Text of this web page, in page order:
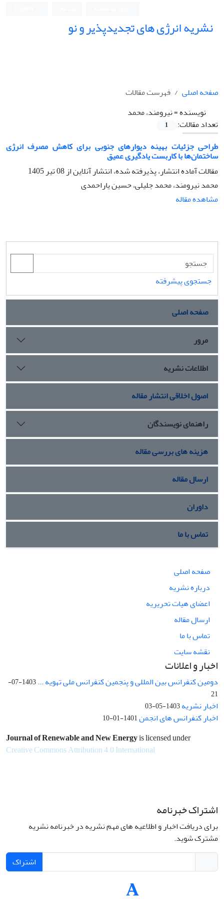
نشریه انرژی های تجدیدپذیر و نو
صفحه اصلی
فهرست مقالات
نویسنده =نیرومند، محمد
تعداد مقالات:
1
طراحی جزئیات بهینه دیوارهای جنوبی برای کاهش مصرف انرژی
ساختمان‌ها با کاربست یادگیری عمیق
مقالات آماده انتشار، پذیرفته شده، انتشار آنلاین از08 تیر 1405
محمد نیرومند، محمد جلیلی، حسین یاراحمدی
مشاهده مقاله
جستجوی پیشرفته
صفحه اصلی
مرور
اطلاعات نشریه
اصول اخلاقی انتشار مقاله
راهنمای نویسندگان
هزینه های بررسی مقاله
ارسال مقاله
داوران
تماس با ما
صفحه اصلی
درباره نشریه
اعضای هیات تحریریه
ارسال مقاله
تماس با ما
نقشه سایت
اخبار و اعلانات
دومین کنفرانس بین المللی و پنجمین کنفرانس ملی تهویه ...
1403-07-
21
اخبار نشریه1403-05-03
اخبار کنفرانس های انجمن1401-01-10
Journal of Renewable and New Energyis licensed under
Creative Commons Attribution 4.0 International
اشتراک خبرنامه
برای دریافت اخبار و اطلاعیه های مهم نشریه در خبرنامه نشریه
مشترک شوید.
اشتراک